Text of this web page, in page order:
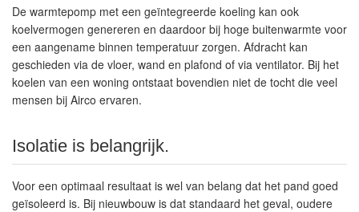
De warmtepomp met een geïntegreerde koeling kan ook
koelvermogen genereren en daardoor bij hoge buitenwarmte voor
een aangename binnen temperatuur zorgen. Afdracht kan
geschieden via de vloer, wand en plafond of via ventilator. Bij het
koelen van een woning ontstaat bovendien niet de tocht die veel
mensen bij Airco ervaren.
Isolatie is belangrijk.
Voor een optimaal resultaat is wel van belang dat het pand goed
geïsoleerd is. Bij nieuwbouw is dat standaard het geval, oudere